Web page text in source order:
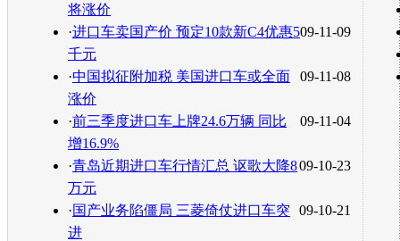
将涨价
09-11-09
·进口车卖国产价 预定10款新C4优惠5
千元
09-11-08
·中国拟征附加税 美国进口车或全面
涨价
09-11-04
·前三季度进口车上牌24.6万辆 同比
增16.9%
09-10-23
·青岛近期进口车行情汇总 讴歌大降8
万元
09-10-21
·国产业务陷僵局 三菱倚仗进口车突
进